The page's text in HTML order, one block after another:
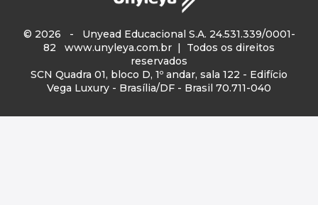
© 2026 - Unyead Educacional S.A. 24.531.339/0001-
82 www.unyleya.com.br | Todos os direitos
reservados
SCN Quadra 01, bloco D, 1º andar, sala 122 - Edifício
Vega Luxury - Brasília/DF - Brasil 70.711-040